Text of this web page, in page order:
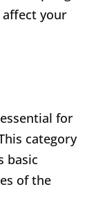
affect your
for
category
basic
of the